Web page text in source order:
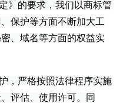
》的要求，我们以商标管
保护等方面不断加大工
、域名等方面的权益实
，严格按照法律程序实施
评估、使用许可。同